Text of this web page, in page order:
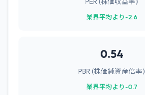
業界平均より-2.6
0.54
PBR (株価純資産倍率)
業界平均より-0.7